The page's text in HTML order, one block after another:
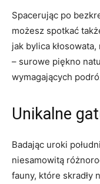
Spacerując po
możesz spotkać
jak bylica
– surowe piękno
wymagających
Unikalne
Badając uroki
niesamowitą
fauny, które skradły